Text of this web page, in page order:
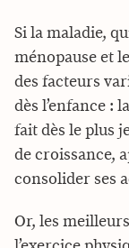
Si la maladie,
ménopause et
des facteurs
dès l’enfance :
fait dès le plus
de croissance,
consolider ses
Or, les